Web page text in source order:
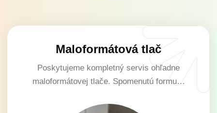
Maloformátová tlač
Poskytujeme kompletný servis ohľadne
maloformátovej tlače. Spomenutú formu…